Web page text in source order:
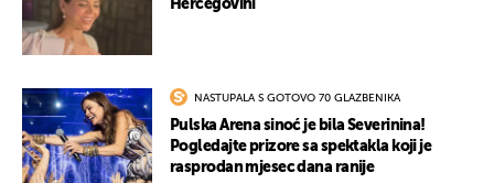
Hercegovini
NASTUPALA S GOTOVO 70 GLAZBENIKA
Pulska Arena sinoć je bila Severinina!
Pogledajte prizore sa spektakla koji je
rasprodan mjesec dana ranije